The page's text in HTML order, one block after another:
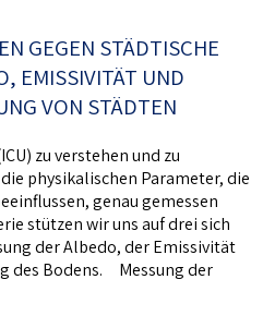
GEGEN STÄDTISCHE W
UND T
VON STÄDTEN
zu verstehen und zu
physikalischen Parameter, die
genau gemessen
stützen wir uns auf drei sich
der Albedo, der Emissivität
des Bodens. Messung der